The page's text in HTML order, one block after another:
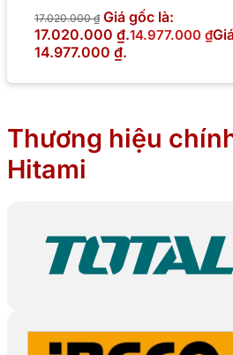
17.020.000₫ Giá gốc là:
17.020.000 ₫.14.977.000 ₫
14.977.000 ₫.
Thương hiệu
Hitami